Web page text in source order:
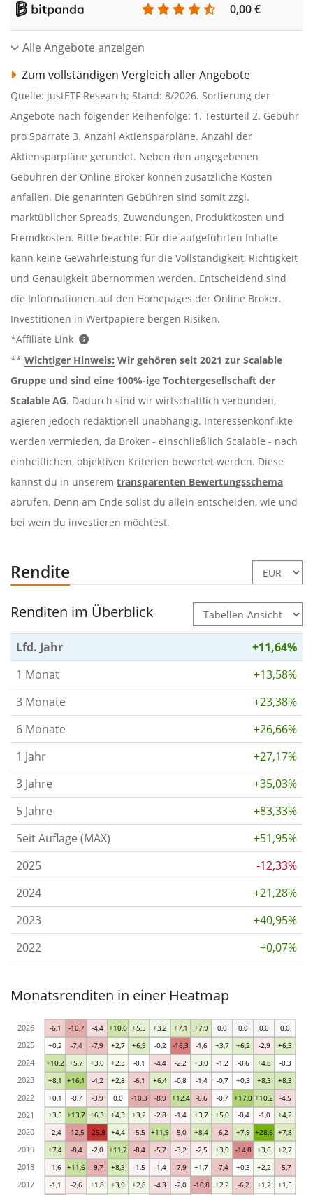
0,00 €
Alle Angebote anzeigen
Zum vollständigen Vergleich aller Angebote
Quelle: justETF Research; Stand: 8/2026. Sortierung der
Angebote nach folgender Reihenfolge: 1. Testurteil 2. Gebühr
pro Sparrate 3. Anzahl Aktiensparpläne. Anzahl der
Aktiensparpläne gerundet. Neben den angegebenen
Gebühren der Online Broker können zusätzliche Kosten
anfallen. Die genannten Gebühren sind somit zzgl.
marktüblicher Spreads, Zuwendungen, Produktkosten und
Fremdkosten. Bitte beachte: Für die aufgeführten Inhalte
kann keine Gewährleistung für die Vollständigkeit, Richtigkeit
und Genauigkeit übernommen werden. Entscheidend sind
die Informationen auf den Homepages der Online Broker.
Investitionen in Wertpapiere bergen Risiken.
*Affiliate Link
** Wichtiger Hinweis: Wir gehören seit 2021 zur Scalable
Gruppe und sind eine 100%-ige Tochtergesellschaft der
Scalable AG. Dadurch sind wir wirtschaftlich verbunden,
agieren jedoch redaktionell unabhängig. Interessenkonflikte
werden vermieden, da Broker - einschließlich Scalable - nach
einheitlichen, objektiven Kriterien bewertet werden. Diese
kannst du in unserem transparenten Bewertungsschema
abrufen. Denn am Ende sollst du allein entscheiden, wie und
bei wem du investieren möchtest.
Rendite
Renditen im Überblick
Lfd. Jahr
+11,64%
1 Monat
+13,58%
3 Monate
+23,38%
6 Monate
+26,66%
1 Jahr
+27,17%
3 Jahre
+35,03%
5 Jahre
+83,33%
Seit Auflage (MAX)
+51,95%
2025
-12,33%
2024
+21,28%
2023
+40,95%
2022
+0,07%
Monatsrenditen in einer Heatmap
-1,1 -2,6 +1,8 +3,9 +2,8 -4,3 -2,0 -10,8 +2,2 -6,2 +1,2 +1,5
-1,6 +11,6 -9,7 +8,3 -1,5 -1,4 -7,9 +1,7 -7,4 +0,3 +2,2 -5,7
+7,4 -8,4 -2,0 +11,7 -8,4 -5,7 -3,2 -2,5 +3,9 -14,8 +3,6 +2,7
-2,4 -12,5 -25,8 +4,4 -5,5 +11,9 -5,0 +8,4 -6,2 +7,9 +28,6 +7,8
+3,5 +13,7 +6,3 +4,3 +3,2 -2,8 -1,4 +3,7 +5,0 -0,4 -1,0 +4,2
+0,1 -0,7 -3,9 0,0 -10,3 -8,9 +12,4 -6,6 -0,7 +17,0 +10,2 -4,5
+8,1 +16,1 -4,2 +2,8 -6,1 +6,4 -0,8 -1,4 -0,7 +0,3 +8,3 +8,3
+10,2 +5,7 +3,0 +2,3 -0,1 -4,4 -2,2 +3,0 -1,2 -0,6 +4,8 -0,3
+0,2 -7,4 -7,9 +2,7 +6,9 -0,2 -16,3 -1,6 +3,7 +6,2 -2,9 +6,3
-6,1 -10,7 -4,4 +10,6 +5,5 +3,2 +7,1 +7,9 0,0 0,0 0,0 0,0
2017
2018
2019
2020
2021
2022
2023
2024
2025
2026